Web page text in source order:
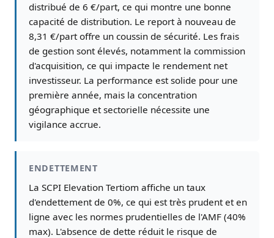
distribué de 6 €/part, ce qui montre une bonne
capacité de distribution. Le report à nouveau de
8,31 €/part offre un coussin de sécurité. Les frais
de gestion sont élevés, notamment la commission
d'acquisition, ce qui impacte le rendement net
investisseur. La performance est solide pour une
première année, mais la concentration
géographique et sectorielle nécessite une
vigilance accrue.
ENDETTEMENT
La SCPI Elevation Tertiom affiche un taux
d'endettement de 0%, ce qui est très prudent et en
ligne avec les normes prudentielles de l'AMF (40%
max). L'absence de dette réduit le risque de